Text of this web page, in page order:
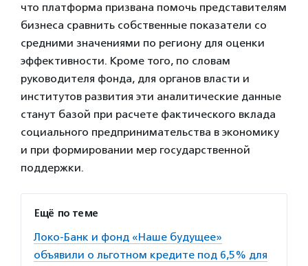
что платформа призвана помочь представителям
бизнеса сравнить собственные показатели со
средними значениями по региону для оценки
эффективности. Кроме того, по словам
руководителя фонда, для органов власти и
институтов развития эти аналитические данные
станут базой при расчете фактического вклада
социального предпринимательства в экономику
и при формировании мер государственной
поддержки.
Ещё по теме
Локо-Банк и фонд «Наше будущее»
объявили о льготном кредите под 6,5% для